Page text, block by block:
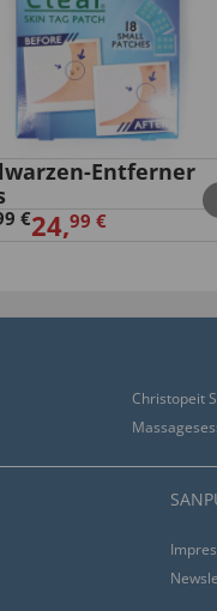
sie wieder kaufen.”
Entferner
€24,99 €
Christopeit